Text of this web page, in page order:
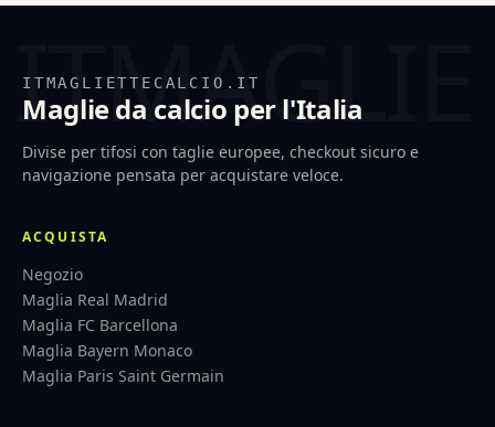
ITMAGLIETTECALCIO.IT
Maglie da calcio per l'Italia
Divise per tifosi con taglie europee, checkout sicuro e
navigazione pensata per acquistare veloce.
ACQUISTA
Negozio
Maglia Real Madrid
Maglia FC Barcellona
Maglia Bayern Monaco
Maglia Paris Saint Germain